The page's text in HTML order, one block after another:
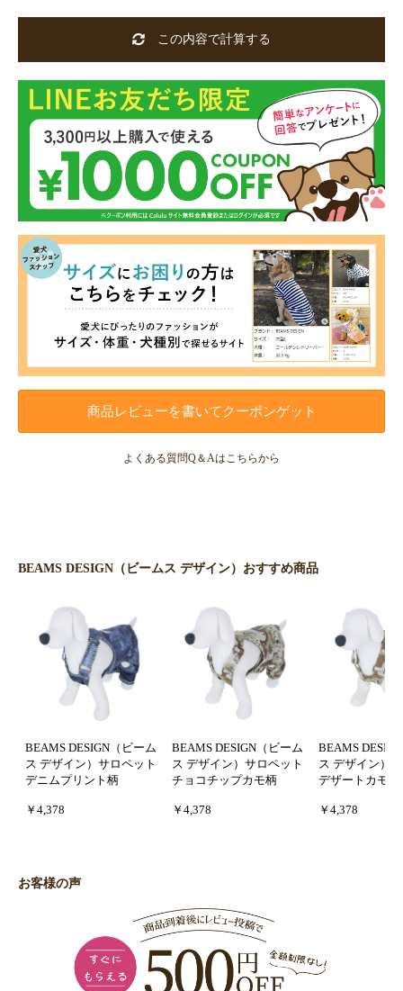
この内容で計算する
商品レビューを書いてクーポンゲット
よくある質問Q＆Aはこちらから
BEAMS DESIGN（ビームス デザイン）おすすめ商品
BEAMS DESIGN（ビーム
ス デザイン）サロペット
デニムプリント柄
￥4,378
BEAMS DESIGN（ビーム
ス デザイン）サロペット
チョコチップカモ柄
￥4,378
BEAMS
ス デザイン）
デザートカモ柄
￥4,378
お客様の声